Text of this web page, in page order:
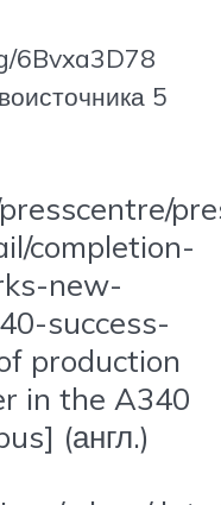
6Bvxa3D78
5
completion-
new-
success-
production
in the A340
(англ.)